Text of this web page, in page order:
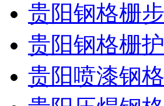
贵阳钢格栅
贵阳钢格栅
贵阳喷漆钢